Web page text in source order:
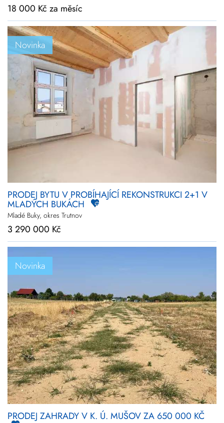
18 000 Kč za měsíc
Novinka
PRODEJ BYTU V PROBÍHAJÍCÍ REKONSTRUKCI 2+1 V
MLADÝCH BUKÁCH
Mladé Buky, okres Trutnov
3 290 000 Kč
Novinka
PRODEJ ZAHRADY V K. Ú. MUŠOV ZA 650 000 KČ
Cena
+rozšířené hledání